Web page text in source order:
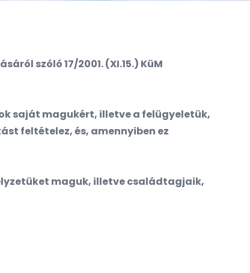
szóló 17/2001. (XI.15.) KüM
saját magukért, illetve a felügyeletük,
feltételez, és, amennyiben ez
maguk, illetve családtagjaik,